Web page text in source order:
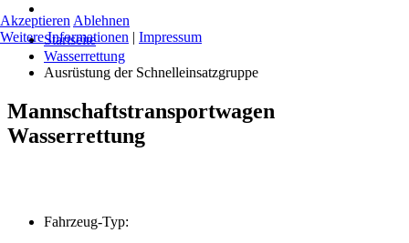
Startseite
Wasserrettung
Ausrüstung der Schnelleinsatzgruppe
Mannschaftstransportwagen
Wasserrettung
Fahrzeug-Typ:
Akzeptieren Ablehnen
Weitere Informationen | Impressum